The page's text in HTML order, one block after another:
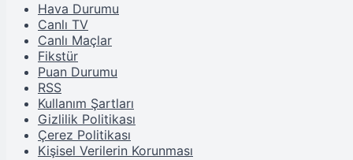
Hava Durumu
Canlı TV
Canlı Maçlar
Fikstür
Puan Durumu
RSS
Kullanım Şartları
Gizlilik Politikası
Çerez Politikası
Kişisel Verilerin Korunması